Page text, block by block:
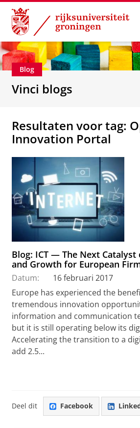
Skip
Content
Skip
Navigation
Department of
Blog
Vinci blogs
Resultaten voor tag:
Innovation Portal
Blog: ICT — The Next
and Growth for European
Datum:
16 februari 2017
Europe has experienced the
tremendous innovation
information and communication
but it is still operating below its
Accelerating the transition to a
add 2.5...
Deel dit Facebook